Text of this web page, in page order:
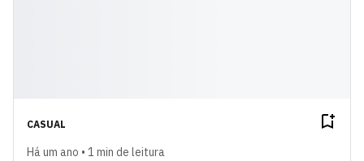
CASUAL
Há um ano • 1 min de leitura